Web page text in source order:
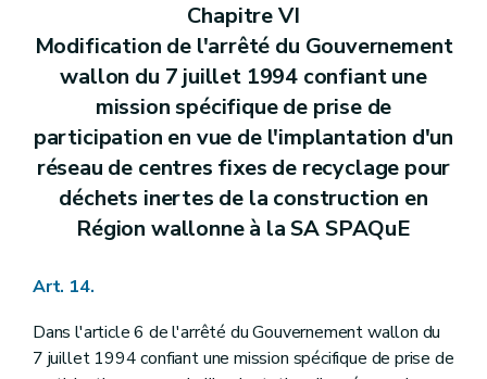
Chapitre VI
Modification de l'arrêté du Gouvernement
wallon du 7 juillet 1994 confiant une
mission spécifique de prise de
participation en vue de l'implantation d'un
réseau de centres fixes de recyclage pour
déchets inertes de la construction en
Région wallonne à la SA SPAQuE
Art. 14.
Dans l'article 6 de l'arrêté du Gouvernement wallon du
7 juillet 1994 confiant une mission spécifique de prise de